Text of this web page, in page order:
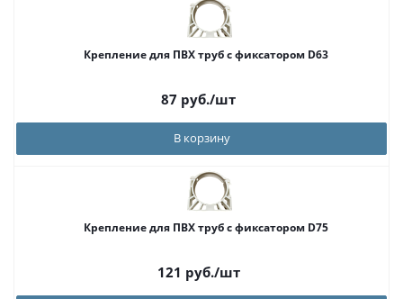
Крепление для ПВХ труб с фиксатором D63
87 руб./шт
В корзину
Крепление для ПВХ труб с фиксатором D75
121 руб./шт